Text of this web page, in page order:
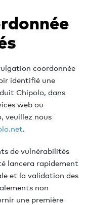
coordonnée
identifié une
Chipolo, dans
web ou
veuillez nous
.
de vulnérabilités
lancera rapidement
et la validation des
non
une première